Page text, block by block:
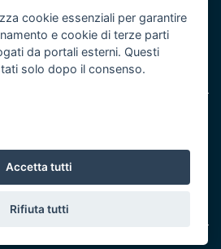
Puglia
cookie essenziali per garantire
e cookie di terze parti
da portali esterni. Questi
solo dopo il consenso.
Accetta tutti
Rifiuta tutti